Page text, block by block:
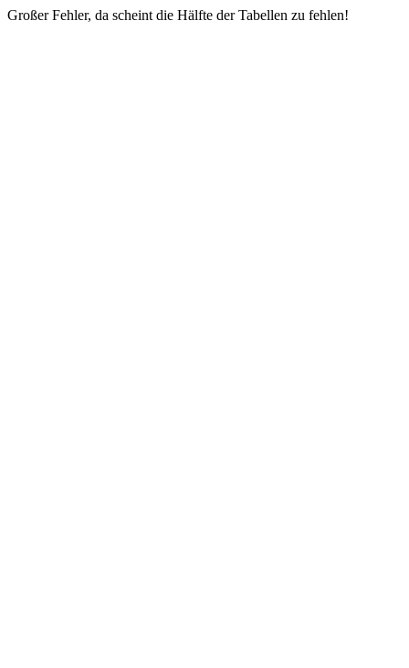
Großer Fehler, da scheint die Hälfte der Tabellen zu fehlen!